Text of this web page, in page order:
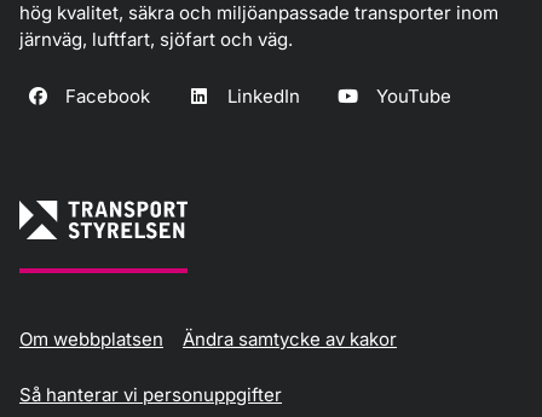
hög kvalitet, säkra och miljöanpassade transporter inom
järnväg, luftfart, sjöfart och väg.
Facebook LinkedIn YouTube
Om webbplatsen Ändra samtycke av kakor
Så hanterar vi personuppgifter